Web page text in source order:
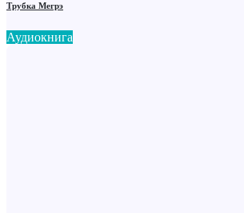
Трубка Мегрэ
Аудиокнига